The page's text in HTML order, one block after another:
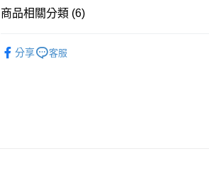
聯邦商業銀行
玉山商業銀行
台新國際商業銀行
大哥付你分期
1.本服務由台灣大哥大提供，台灣大哥大用戶可立即使
ATM付款
商品相關分類 (6)
分享 客服